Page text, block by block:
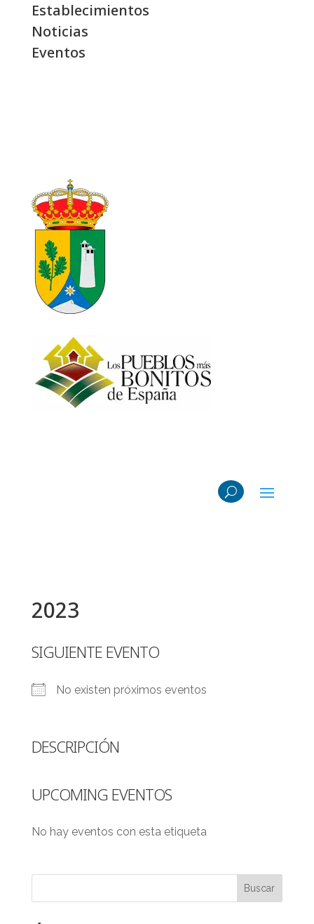
Establecimientos
Noticias
Eventos
2023
SIGUIENTE EVENTO
No existen próximos eventos
DESCRIPCIÓN
UPCOMING EVENTOS
No hay eventos con esta etiqueta
Buscar